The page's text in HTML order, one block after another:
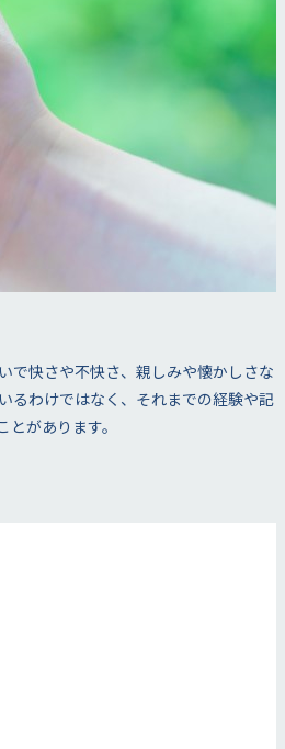
で快さや不快さ、親しみや懐かしさな
るわけではなく、それまでの経験や記
があります。